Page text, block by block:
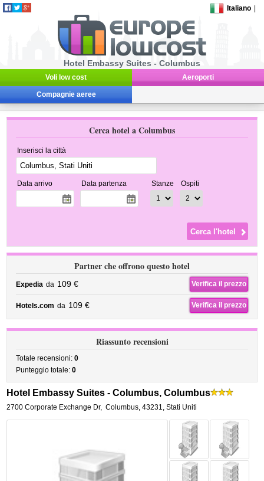
Italiano
Hotel Embassy Suites - Columbus
Voli low cost Aeroporti
Compagnie aeree
Cerca hotel a Columbus
Inserisci la città
Data arrivo Data partenza Stanze Ospiti
Partner che offrono questo hotel
Expedia da 109 € Verifica il prezzo
Hotels.com da 109 € Verifica il prezzo
Riassunto recensioni
Totale recensioni:0
Punteggio totale:0
Hotel Embassy Suites - Columbus, Columbus
2700 Corporate Exchange Dr, Columbus,43231, Stati Uniti